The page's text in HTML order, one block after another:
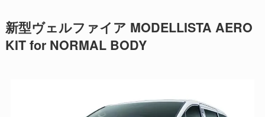
新型ヴェルファイア MODELLISTA AERO
KIT for NORMAL BODY